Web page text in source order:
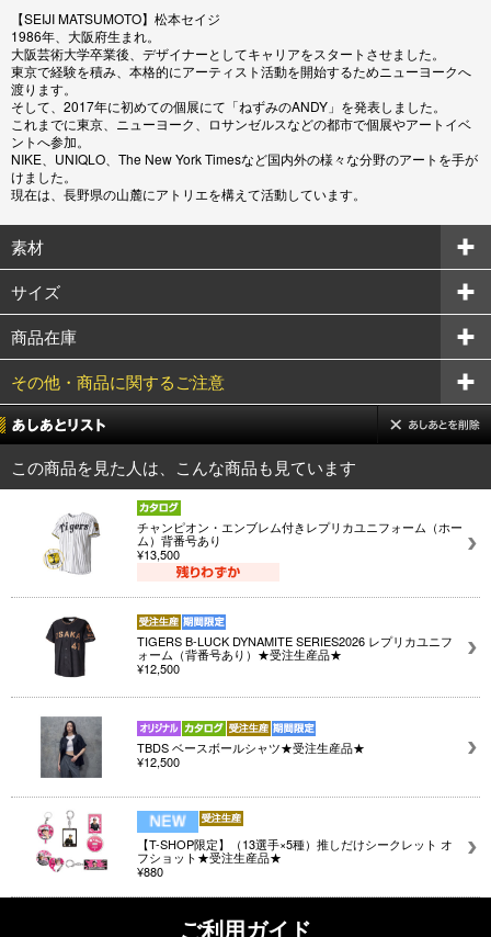
【SEIJI MATSUMOTO】松本セイジ
1986年、大阪府生まれ。
大阪芸術大学卒業後、デザイナーとしてキャリアをスタートさせました。
東京で経験を積み、本格的にアーティスト活動を開始するためニューヨークへ
渡ります。
そして、2017年に初めての個展にて「ねずみのANDY」を発表しました。
これまでに東京、ニューヨーク、ロサンゼルスなどの都市で個展やアートイベ
ントへ参加。
NIKE、UNIQLO、The New York Timesなど国内外の様々な分野のアートを手が
けました。
現在は、長野県の山麓にアトリエを構えて活動しています。
素材
サイズ
商品在庫
その他・商品に関するご注意
この商品を見た人は、こんな商品も見ています
チャンピオン・エンブレム付きレプリカユニフォーム（ホー
ム）背番号あり
¥13,500
TIGERS B-LUCK DYNAMITE SERIES2026 レプリカユニフ
ォーム（背番号あり）★受注生産品★
¥12,500
TBDS ベースボールシャツ★受注生産品★
¥12,500
【T-SHOP限定】（13選手×5種）推しだけシークレット オ
フショット★受注生産品★
¥880
ご利用ガイド